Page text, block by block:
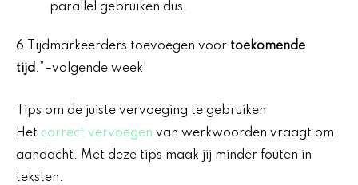
parallel gebruiken dus.
6.Tijdmarkeerders toevoegen voor toekomende
tijd .”–volgende week’
Tips om de juiste vervoeging te gebruiken
Het correct vervoegen van werkwoorden vraagt om
aandacht. Met deze tips maak jij minder fouten in
teksten.